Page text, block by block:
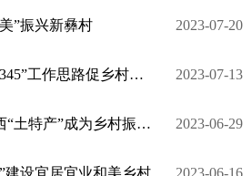
”振兴新彝村 2023-07-20
红河开远：创新“12345”工作思路促乡村振兴 2023-07-13
土里淘金！红河泸西“土特产”成为乡村振兴“金产业” 2023-06-29
建设宜居宜业和美乡村 2023-06-16